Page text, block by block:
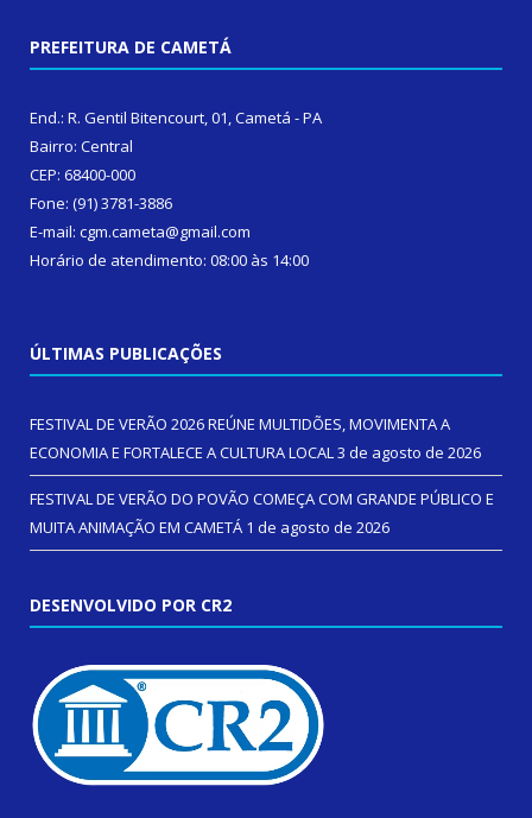
PREFEITURA DE CAMETÁ
End.: R. Gentil Bitencourt, 01, Cametá - PA
Bairro: Central
CEP: 68400-000
Fone: (91) 3781-3886
E-mail: cgm.cameta@gmail.com
Horário de atendimento: 08:00 às 14:00
ÚLTIMAS PUBLICAÇÕES
FESTIVAL DE VERÃO 2026 REÚNE MULTIDÕES, MOVIMENTA A
ECONOMIA E FORTALECE A CULTURA LOCAL3 de agosto de 2026
FESTIVAL DE VERÃO DO POVÃO COMEÇA COM GRANDE PÚBLICO E
MUITA ANIMAÇÃO EM CAMETÁ 1 de agosto de 2026
DESENVOLVIDO POR CR2